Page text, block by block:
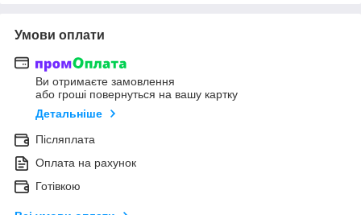
Умови оплати
Ви отримаєте замовлення
або гроші повернуться на вашу картку
Детальніше
Післяплата
Оплата на рахунок
Готівкою